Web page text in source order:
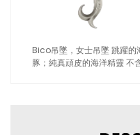
Bico吊墜，女士吊墜 跳躍的
豚；純真頑皮的海洋精靈 不